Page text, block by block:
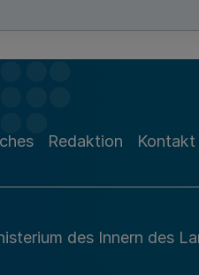
Redaktion Kontakt
des Innern des